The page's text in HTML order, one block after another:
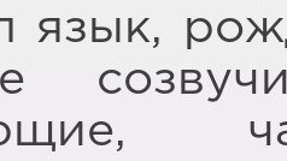
язык,